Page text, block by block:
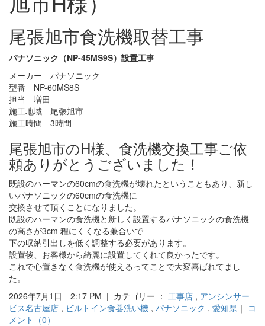
尾張旭市食洗機取替工事
パナソニック（NP-45MS9S）設置工事
メーカー パナソニック
型番 NP-60MS8S
担当 増田
施工地域 尾張旭市
施工時間 3時間
尾張旭市のH様、食洗機交換工事ご依
頼ありがとうございました！
既設のハーマンの60cmの食洗機が壊れたということもあり、新し
いパナソニックの60cmの食洗機に
交換させて頂くことになりました。
既設のハーマンの食洗機と新しく設置するパナソニックの食洗機
の高さが3cm 程にくくなる兼合いで
下の収納引出しを低く調整する必要があります。
設置後、お客様から綺麗に設置してくれて良かったです。
これで心置きなく食洗機が使えるってことで大変喜ばれてまし
た。
2026年7月1日 2:17 PM | カテゴリー ： 工事店 , アンシンサー
ビス名古屋店 , ビルトイン食器洗い機 , パナソニック , 愛知県 ｜ コ
メント（0）